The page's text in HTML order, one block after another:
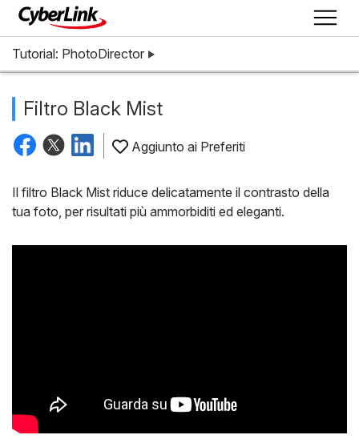
Tutorial: PhotoDirector
Filtro Black Mist
Aggiunto ai Preferiti
Il filtro Black Mist riduce delicatamente il contrasto della
tua foto, per risultati più ammorbiditi ed eleganti.